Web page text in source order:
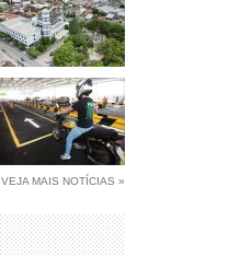
VEJA MAIS NOTÍCIAS »